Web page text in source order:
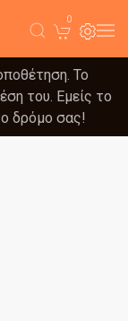
0
Το
του. Εμείς το
δρόμο σας!